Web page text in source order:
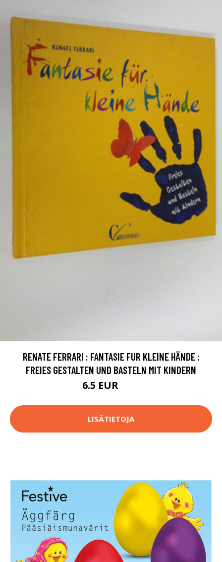
RENATE FERRARI : FANTASIE FUR KLEINE HÄNDE :
FREIES GESTALTEN UND BASTELN MIT KINDERN
6.5 EUR
LISÄTIETOJA